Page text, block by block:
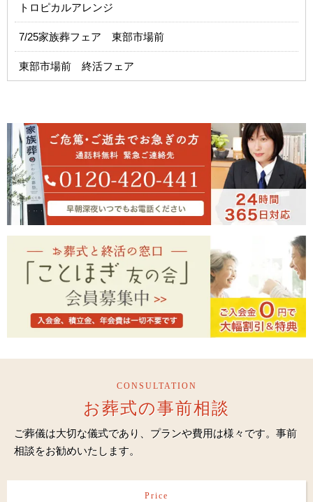
トロピカルアレンジ
7/25家族葬フェア 東部市場前
東部市場前 終活フェア
CONSULTATION
お葬式の事前相談
ご葬儀は大切な儀式であり、プランや費用は様々です。事前
相談をお勧めいたします。
Price